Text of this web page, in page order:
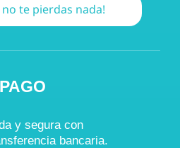
no te pierdas nada!
y segura con
bancaria.